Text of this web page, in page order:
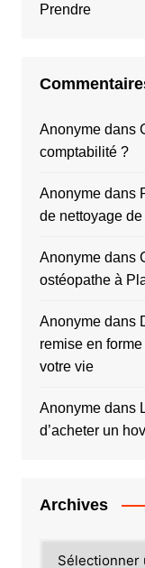
Prendre
Anonymedans
comptabilité ?
Anonymedans
de nettoyage
Anonymedans
ostéopathe à
Anonymedans
remise en
votre vie
Anonymedans
d’acheter un
Archives